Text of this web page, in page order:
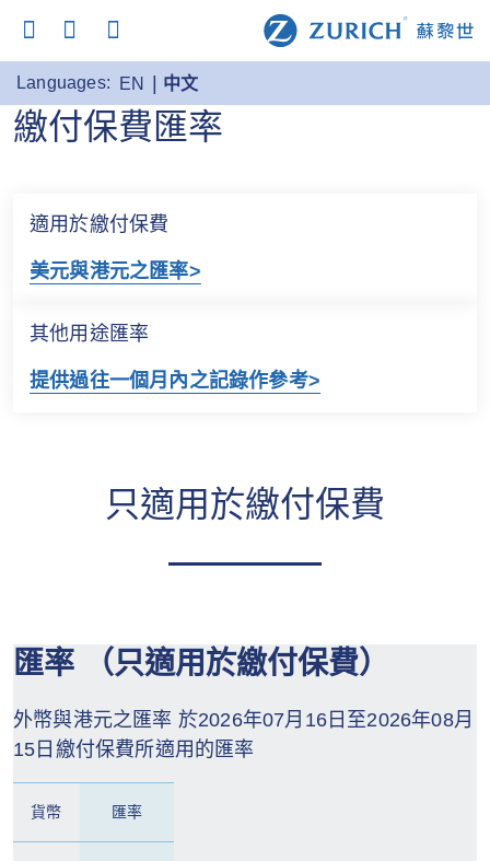
Languages: EN 中文
繳付保費匯率
適用於繳付保費
美元與港元之匯率>
其他用途匯率
提供過往一個月內之記錄作參考>
只適用於繳付保費
匯率 （只適用於繳付保費）
外幣與港元之匯率 於2026年07月16日至2026年08月
15日繳付保費所適用的匯率
貨幣 匯率